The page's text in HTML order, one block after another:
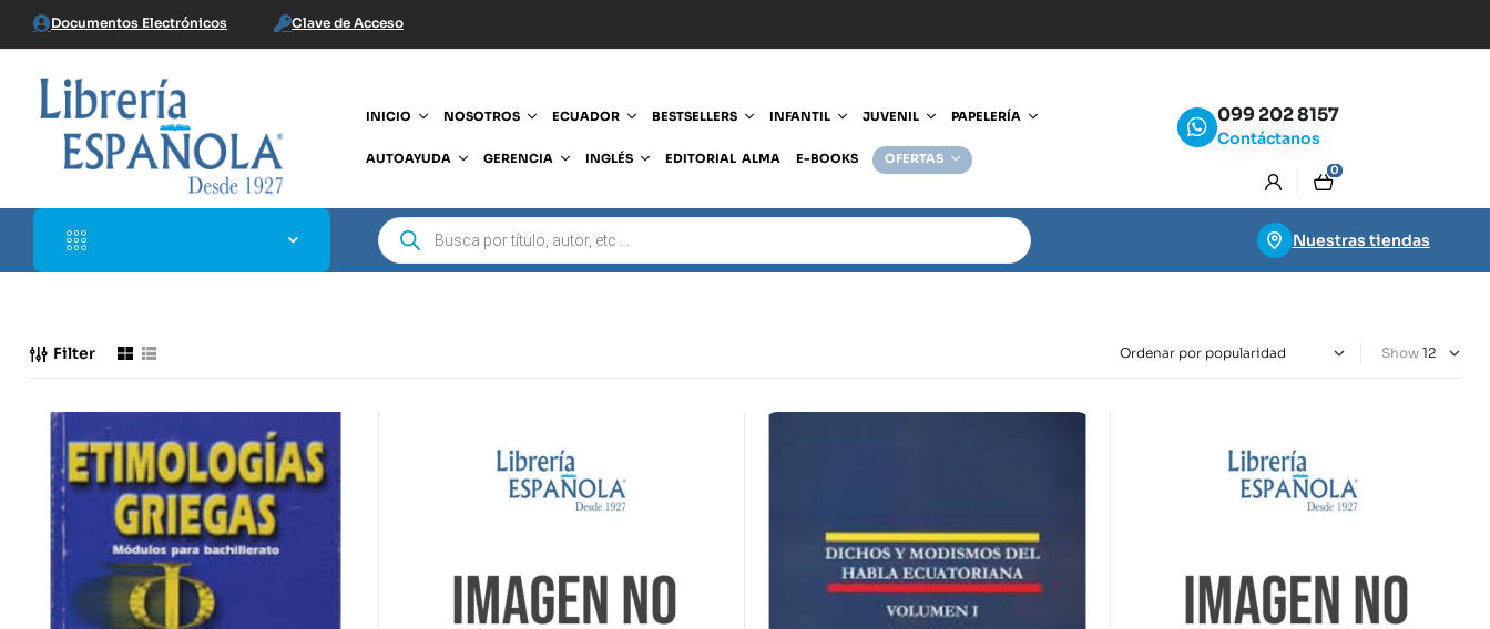
Documentos Electrónicos Clave de Acceso
INICIO NOSOTROS ECUADOR BESTSELLERS INFANTIL JUVENIL PAPELERÍA
AUTOAYUDA GERENCIA INGLÉS EDITORIAL ALMA E-BOOKS OFERTAS
099 202 8157
Contáctanos
0
Nuestras tiendas
Filter Show